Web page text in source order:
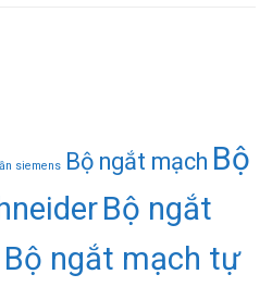
siemens Bộ ngắt mạch Bộ
Bộ ngắt
Bộ ngắt mạch tự